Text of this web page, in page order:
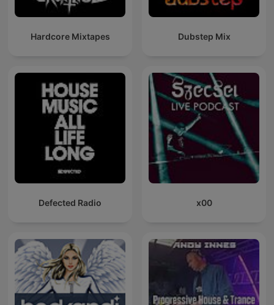
Hardcore Mixtapes Dubstep Mix
Defected Radio x00